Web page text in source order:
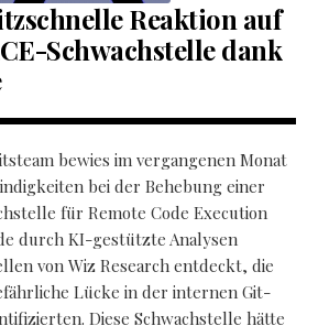
Reaktion auf
Schwachstelle dank
bewies im vergangenen Monat
bei der Behebung einer
für Remote Code Execution
durch KI-gestützte Analysen
von Wiz Research entdeckt, die
Lücke in der internen Git-
Diese Schwachstelle hätte